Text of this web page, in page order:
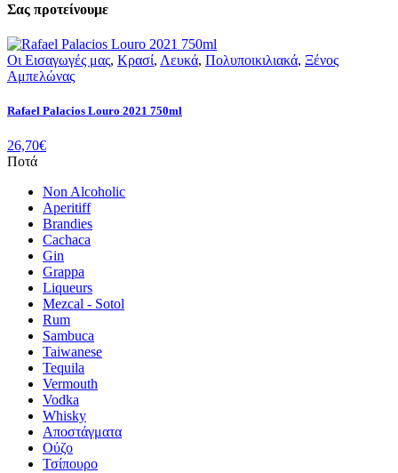
Σας προτείνουμε
Οι Εισαγωγές μας, Κρασί, Λευκά, Πολυποικιλιακά, Ξένος
Αμπελώνας
Rafael Palacios Louro 2021 750ml
26,70€
Ποτά
Non Alcoholic
Aperitiff
Brandies
Cachaca
Gin
Grappa
Liqueurs
Mezcal - Sotol
Rum
Sambuca
Taiwanese
Tequila
Vermouth
Vodka
Whisky
Αποστάγματα
Ούζο
Τσίπουρο